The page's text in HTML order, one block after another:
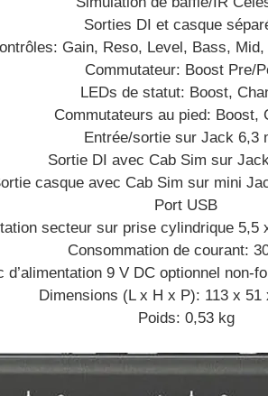
Sorties DI et casque
Gain, Reso, Level, Bass,
Commutateur: Boost Pre/
LEDs de statut: Boost,
Commutateurs au pied: Boost,
Entrée/sortie sur Jack 6,3
Sortie DI avec Cab Sim sur
casque avec Cab Sim sur mini
Port USB
secteur sur prise cylindrique 5,5
Consommation de courant:
d’alimentation 9 V DC optionnel non-
Dimensions (L x H x P): 113 x 51
Poids: 0,53 kg